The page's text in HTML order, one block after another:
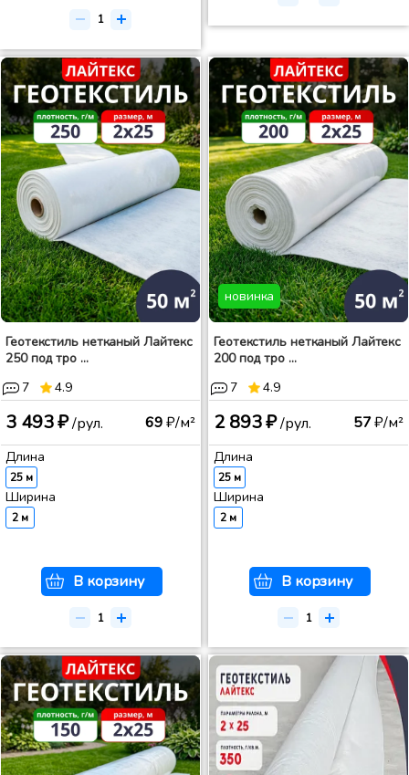
Геотекстиль нетканый Лайтекс
250 под тро ...
7
4.9
3 493 ₽/рул. 69₽/м²
Длина
25 м
Ширина
2 м
В корзину
новинка
Геотекстиль нетканый Лайтекс
200 под тро ...
7
4.9
2 893 ₽/рул. 57₽/м²
Длина
25 м
Ширина
2 м
В корзину